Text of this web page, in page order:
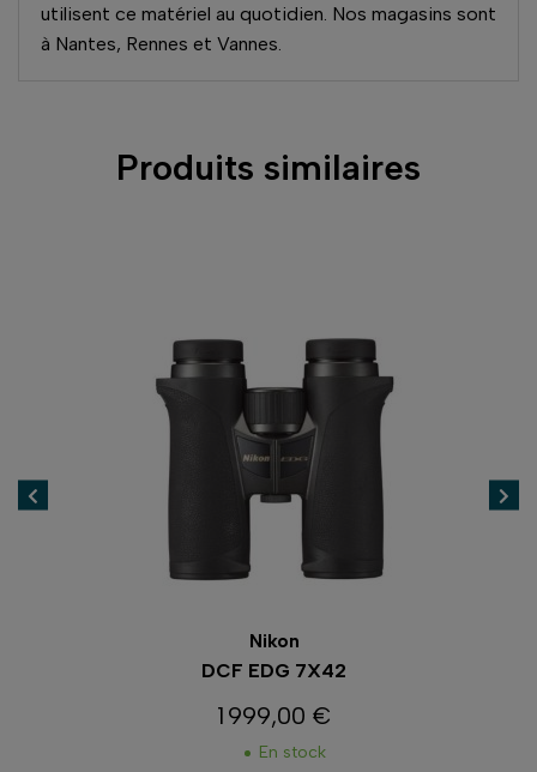
utilisent ce matériel au quotidien. Nos magasins sont
à Nantes, Rennes et Vannes.
Produits similaires
Nikon
DCF EDG 7X42
Prix
1 999,00 €
En stock